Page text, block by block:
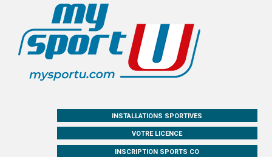
INSTALLATIONS SPORTIVES
VOTRE LICENCE
INSCRIPTION SPORTS CO